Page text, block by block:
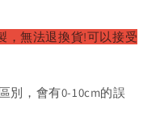
，無法退換貨!可以接受
別，會有0-10cm的誤